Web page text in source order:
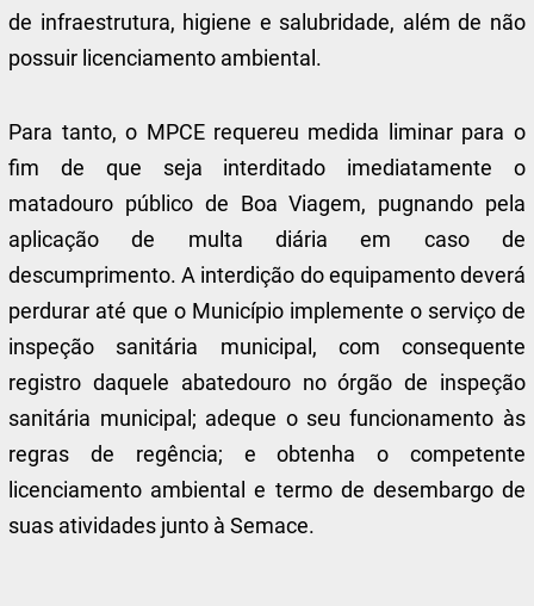
de infraestrutura, higiene e salubridade, além de não
possuir licenciamento ambiental.
Para tanto, o MPCE requereu medida liminar para o
fim de que seja interditado imediatamente o
matadouro público de Boa Viagem, pugnando pela
aplicação de multa diária em caso de
descumprimento. A interdição do equipamento deverá
perdurar até que o Município implemente o serviço de
inspeção sanitária municipal, com consequente
registro daquele abatedouro no órgão de inspeção
sanitária municipal; adeque o seu funcionamento às
regras de regência; e obtenha o competente
licenciamento ambiental e termo de desembargo de
suas atividades junto à Semace.